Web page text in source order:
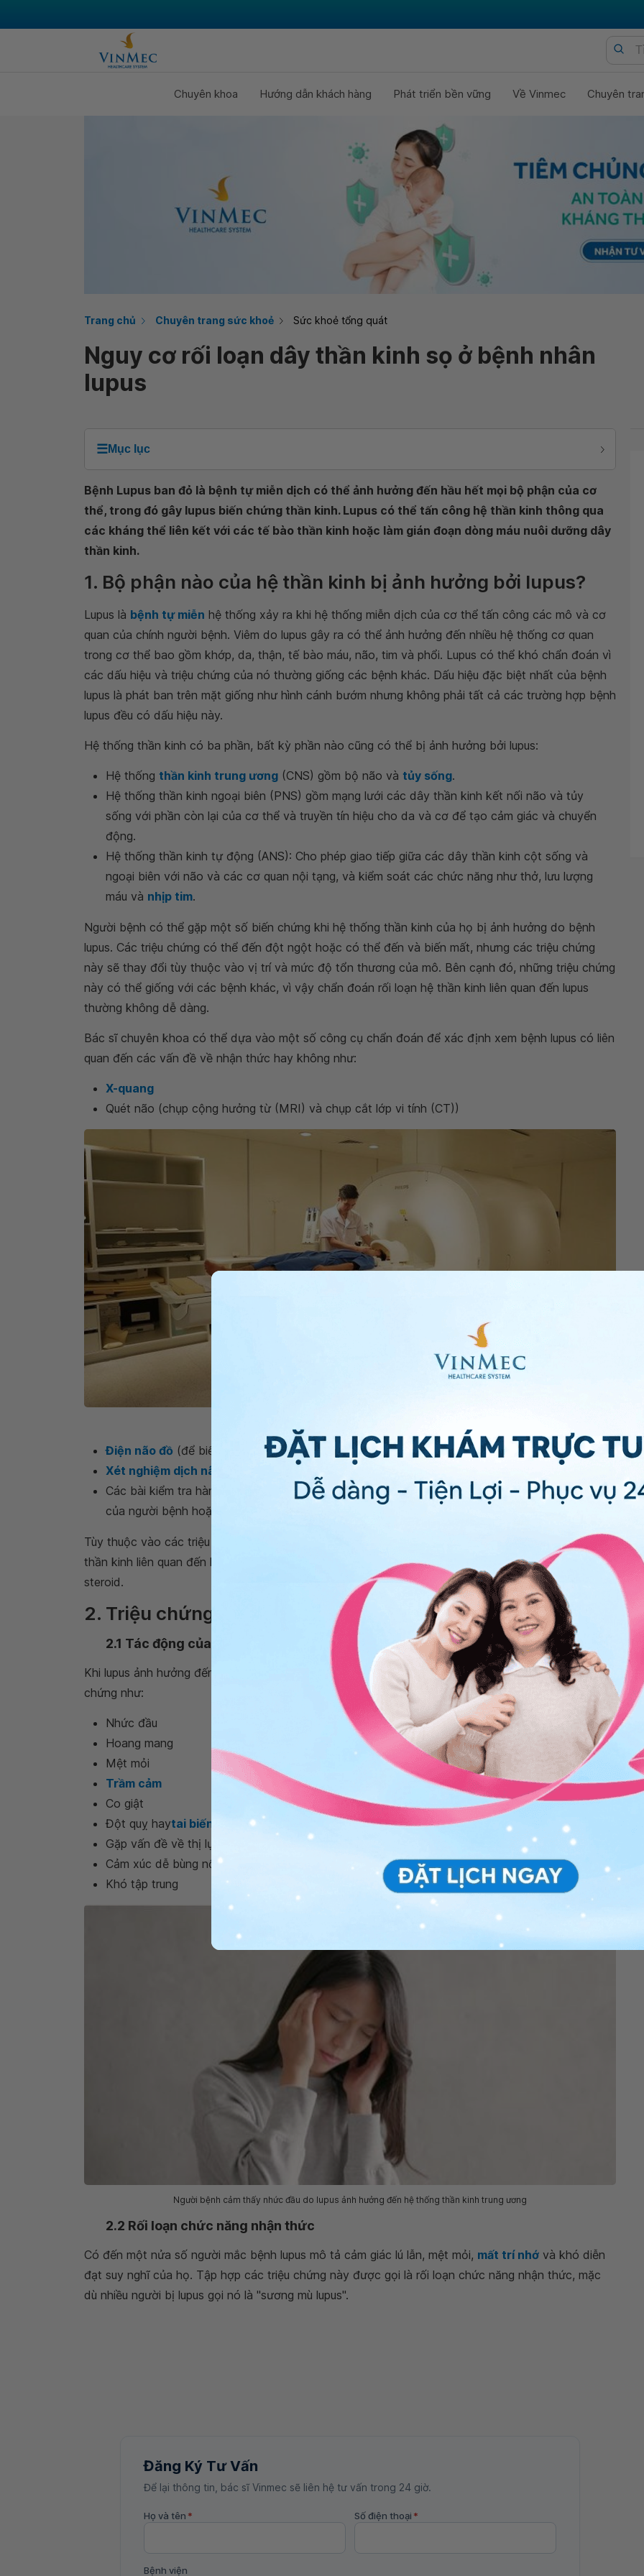
Chuyên khoa Hướng dẫn khách hàng Phát triển bền vững Về Vinmec Chuyên
Trang chủ Chuyên trang sức khoẻ Sức khoẻ tổng quát
Nguy cơ rối loạn dây thần kinh sọ ở bệnh nhân
lupus
☰Mục lục
Bệnh Lupus ban đỏ là bệnh tự miễn dịch có thể ảnh hưởng đến hầu hết mọi bộ phận của cơ
thể, trong đó gây lupus biến chứng thần kinh. Lupus có thể tấn công hệ thần kinh thông qua
các kháng thể liên kết với các tế bào thần kinh hoặc làm gián đoạn dòng máu nuôi dưỡng dây
thần kinh.
1. Bộ phận nào của hệ thần kinh bị ảnh hưởng bởi lupus?
Lupus là bệnh tự miễn hệ thống xảy ra khi hệ thống miễn dịch của cơ thể tấn công các mô và cơ
quan của chính người bệnh. Viêm do lupus gây ra có thể ảnh hưởng đến nhiều hệ thống cơ quan
trong cơ thể bao gồm khớp, da, thận, tế bào máu, não, tim và phổi. Lupus có thể khó chẩn đoán vì
các dấu hiệu và triệu chứng của nó thường giống các bệnh khác. Dấu hiệu đặc biệt nhất của bệnh
lupus là phát ban trên mặt giống như hình cánh bướm nhưng không phải tất cả các trường hợp bệnh
lupus đều có dấu hiệu này.
Hệ thống thần kinh có ba phần, bất kỳ phần nào cũng có thể bị ảnh hưởng bởi lupus:
Hệ thống thần kinh trung ương (CNS) gồm bộ não và tủy sống.
Hệ thống thần kinh ngoại biên (PNS) gồm mạng lưới các dây thần kinh kết nối não và tủy
sống với phần còn lại của cơ thể và truyền tín hiệu cho da và cơ để tạo cảm giác và chuyển
động.
Hệ thống thần kinh tự động (ANS): Cho phép giao tiếp giữa các dây thần kinh cột sống và
ngoại biên với não và các cơ quan nội tạng, và kiểm soát các chức năng như thở, lưu lượng
máu và nhịp tim.
Người bệnh có thể gặp một số biến chứng khi hệ thống thần kinh của họ bị ảnh hưởng do bệnh
lupus. Các triệu chứng có thể đến đột ngột hoặc có thể đến và biến mất, nhưng các triệu chứng
này sẽ thay đổi tùy thuộc vào vị trí và mức độ tổn thương của mô. Bên cạnh đó, những triệu chứng
này có thể giống với các bệnh khác, vì vậy chẩn đoán rối loạn hệ thần kinh liên quan đến lupus
thường không dễ dàng.
Bác sĩ chuyên khoa có thể dựa vào một số công cụ chẩn đoán để xác định xem bệnh lupus có liên
quan đến các vấn đề về nhận thức hay không như:
X-quang
Quét não (chụp cộng hưởng từ (MRI) và chụp cắt lớp vi tính (CT))
Điện não đồ (để biết về mô hình hoạt động điện não)
Xét nghiệm dịch não tủy
Các bài kiểm tra hành vi và nhận thức cũng có thể được thực hiện để tìm hiểu xem trí nhớ
của người bệnh hoặc các chức năng tâm thần khác có bị ảnh hưởng hay không.
Tùy thuộc vào các triệu chứng, một loạt các loại thuốc được sử dụng để điều trị các rối loạn hệ
thần kinh liên quan đến lupus như
thuốc chống viêm không steroid
, thuốc chống sốt rét và
steroid.
2. Triệu chứng của bệnh lupus gây rối loạn dây thần kinh sọ
2.1 Tác động của hệ thần kinh trung ương (CNS)
Khi lupus ảnh hưởng đến hệ thống thần kinh trung ương thì người bệnh sẽ xuất hiện nhiều triệu
chứng như:
Nhức đầu
Hoang mang
Mệt mỏi
Trầm cảm
Co giật
Đột quỵ haytai biến mạch não
Gặp vấn đề về thị lực
Cảm xúc dễ bùng nổ (Mood swings)
Khó tập trung
Người bệnh cảm thấy nhức đầu do lupus ảnh hưởng đến hệ thống thần kinh trung ương
2.2 Rối loạn chức năng nhận thức
Có đến một nửa số người mắc bệnh lupus mô tả cảm giác lú lẫn, mệt mỏi, mất trí nhớ và khó diễn
đạt suy nghĩ của họ. Tập hợp các triệu chứng này được gọi là rối loạn chức năng nhận thức, mặc
dù nhiều người bị lupus gọi nó là "sương mù lupus".
Đăng Ký Tư Vấn
Để lại thông tin, bác sĩ Vinmec sẽ liên hệ tư vấn trong 24 giờ.
Họ và tên * Số điện thoại *
Bệnh viện